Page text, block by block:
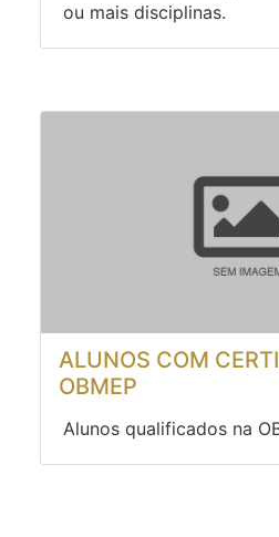
ou mais disciplinas.
ALUNOS COM
OBMEP
Alunos qualificados na